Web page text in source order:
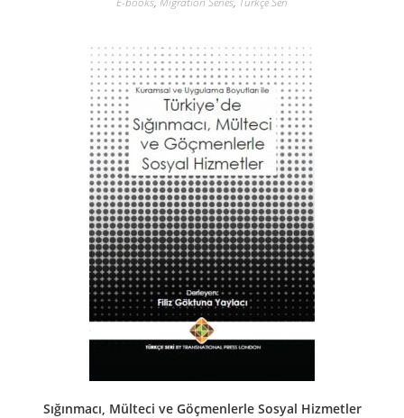
Sığınmacı, Mülteci ve Göçmenlerle Sosyal Hizmetler